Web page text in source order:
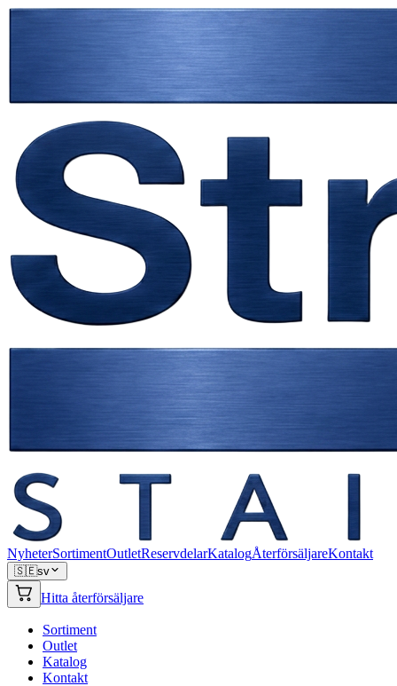
NyheterSortimentOutletReservdelarKatalogÅterförsäljareKontakt
🇸🇪sv
Hitta återförsäljare
Sortiment
Outlet
Katalog
Kontakt